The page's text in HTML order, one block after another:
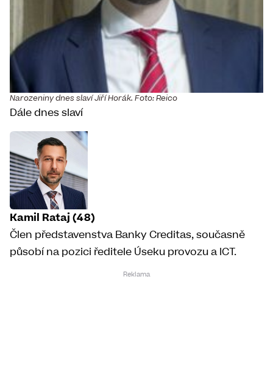
Narozeniny dnes slaví Jiří Horák. Foto: Reico
Dále dnes slaví
Kamil Rataj (48)
Člen představenstva Banky Creditas, současně
působí na pozici ředitele Úseku provozu a ICT.